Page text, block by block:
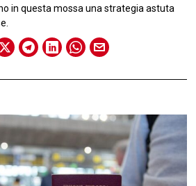
in questa mossa una strategia astuta